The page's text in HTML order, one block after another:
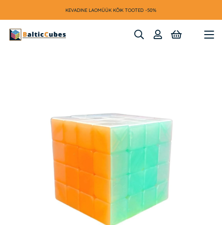
KEVADINE LAOMÜÜK KÕIK TOOTED -50%